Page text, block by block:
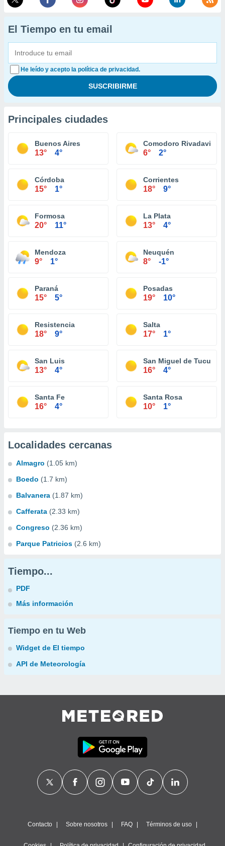
El Tiempo en tu email
He leído y acepto la política de privacidad.
Principales ciudades
Buenos Aires
13° 4°
Comodoro Rivadavia
6° 2°
Córdoba
15° 1°
Corrientes
18° 9°
Formosa
20° 11°
La Plata
13° 4°
Mendoza
9° 1°
Neuquén
8° -1°
Paraná
15° 5°
Posadas
19° 10°
Resistencia
18° 9°
Salta
17° 1°
San Luis
13° 4°
San Miguel de Tucumán
16° 4°
Santa Fe
16° 4°
Santa Rosa
10° 1°
Localidades cercanas
Almagro (1.05 km)
Boedo (1.7 km)
Balvanera (1.87 km)
Cafferata (2.33 km)
Congreso (2.36 km)
Parque Patricios (2.6 km)
Tiempo...
PDF
Más información
Tiempo en tu Web
Widget de El tiempo
API de Meteorología
Contacto Sobre nosotros FAQ Términos de uso